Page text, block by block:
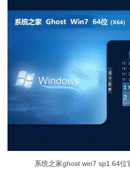
系统之家ghost win7 sp1 64位